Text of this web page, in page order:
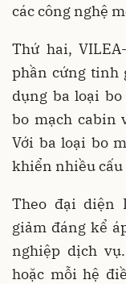
các công nghệ
Thứ hai,
phần cứng tinh
dụng ba loại
bo mạch cabin
Với ba loại bo
khiển nhiều
Theo đại diện
giảm đáng kể
nghiệp dịch
hoặc mỗi hệ